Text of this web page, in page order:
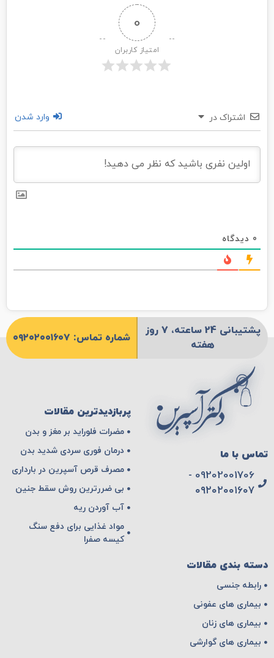
0
امتیاز کاربران
اشتراک در وارد شدن
0 دیدگاه
پشتیبانی 24 ساعته، 7 روز
هفته
شماره تماس: ۰۹۲۰۲۰۰۱۶۰۷
تماس با ما
09202001706 -
۰۹۲۰۲۰۰۱۶۰۷
پربازدیدترین مقالات
مضرات فلوراید بر مغز و بدن
درمان فوری سردی شدید بدن
مصرف قرص آسپرین در بارداری
بی ضررترین روش سقط جنین
آب آوردن ریه
مواد غذایی برای دفع سنگ
کیسه صفرا
دسته بندی مقالات
رابطه جنسی
بیماری های عفونی
بیماری های زنان
بیماری های گوارشی